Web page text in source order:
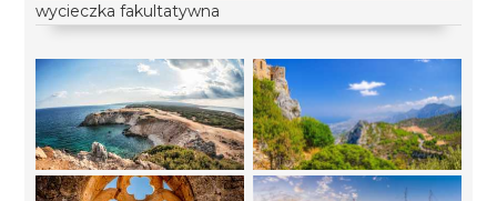
wycieczka fakultatywna